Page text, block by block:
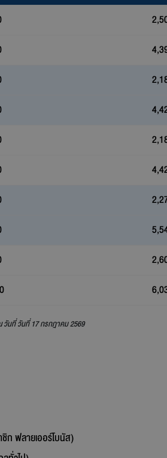
วันที่ วันที่ 17 กรกฎาคม 2569
ก ฟลายเออร์โบนัส)